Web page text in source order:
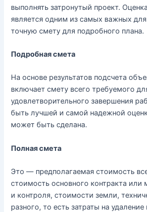
выполнять затронутый проект. Оценка
является одним из самых важных для
точную смету для подробного плана.
Подробнаясмета
На основе результатов подсчета
включает смету всего требуемого
удовлетворительного завершения
быть лучшей и самой надежной
может быть сделана.
Полнаясмета
Это — предполагаемая стоимость
стоимость основного контракта или
и контроля,стоимости земли,
разного,то есть затраты на удаление